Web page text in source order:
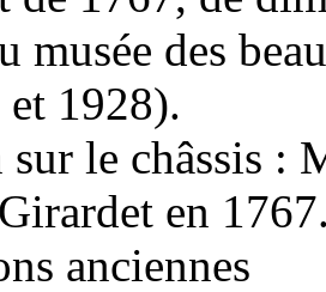
musée des
1928).
le châssis :
en
anciennes